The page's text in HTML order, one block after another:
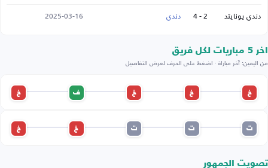
دندي يونايتد
2 - 4 دندي 2025-03-16
اخر 5 مباريات لكل فريق
من اليمين: آخر مباراة · اضغط على الحرف لعرض التفاصيل
خ خ خ ف خ
ت ت ت خ خ
تصويت الجمهور